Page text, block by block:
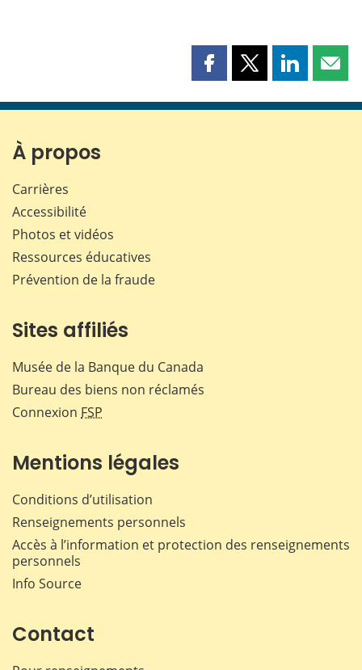
Partager
page
Partager
page
Partager
page page
À propos
Carrières
Accessibilité
Photos et vidéos
Ressources éducatives
Prévention de la fraude
Sites affiliés
Musée de la Banque du Canada
Bureau des biens non réclamés
Connexion FSP
Mentions légales
Conditions d’utilisation
Renseignements personnels
Accès à l’information et protection des renseignements
personnels
Info Source
Contact